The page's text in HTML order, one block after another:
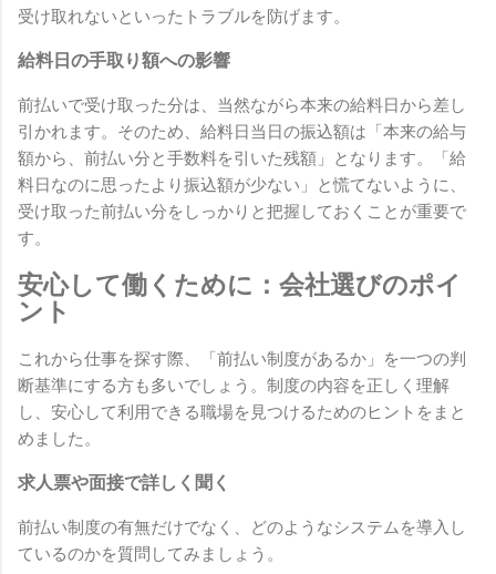
受け取れないといったトラブルを防げます。
給料日の手取り額への影響
前払いで受け取った分は、当然ながら本来の給料日から差し
引かれます。そのため、給料日当日の振込額は「本来の給与
額から、前払い分と手数料を引いた残額」となります。「給
料日なのに思ったより振込額が少ない」と慌てないように、
受け取った前払い分をしっかりと把握しておくことが重要で
す。
安心して働くために：会社選びのポイ
ント
これから仕事を探す際、「前払い制度があるか」を一つの判
断基準にする方も多いでしょう。制度の内容を正しく理解
し、安心して利用できる職場を見つけるためのヒントをまと
めました。
求人票や面接で詳しく聞く
前払い制度の有無だけでなく、どのようなシステムを導入し
ているのかを質問してみましょう。